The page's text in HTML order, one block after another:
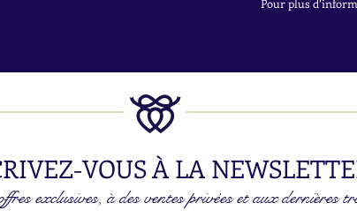
Pour plus
exclusives, à des ventes privées et aux dernières
VOUS À LA